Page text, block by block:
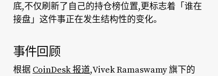
底,不仅刷新了自己的持仓榜位置,更标志着「谁在
接盘」这件事正在发生结构性的变化。
事件回顾
根据 CoinDesk 报道,Vivek Ramaswamy 旗下的